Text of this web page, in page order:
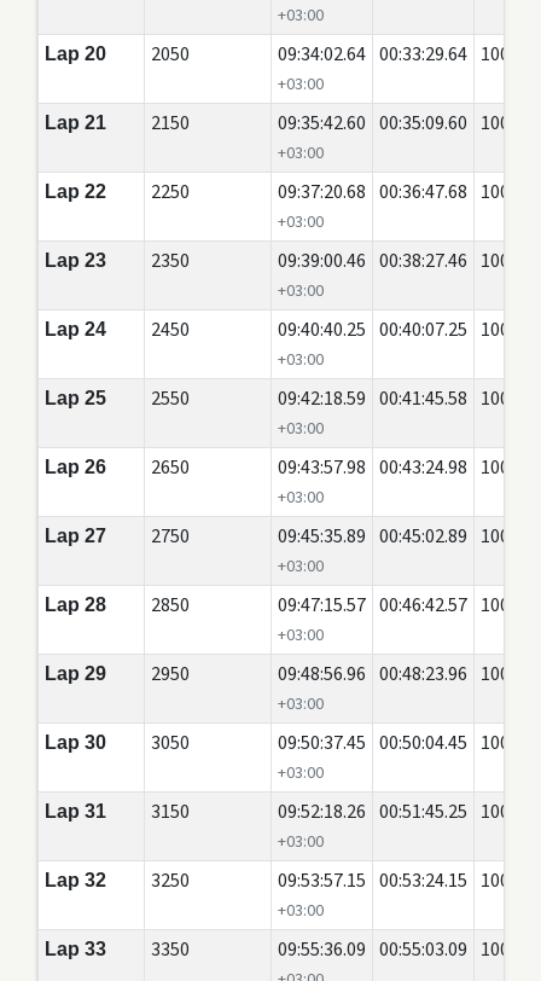
+03:00
Lap 20 2050 09:34:02.64
+03:00
00:33:29.64 100
Lap 21 2150 09:35:42.60
+03:00
00:35:09.60 100
Lap 22 2250 09:37:20.68
+03:00
00:36:47.68 100
Lap 23 2350 09:39:00.46
+03:00
00:38:27.46 100
Lap 24 2450 09:40:40.25
+03:00
00:40:07.25 100
Lap 25 2550 09:42:18.59
+03:00
00:41:45.58 100
Lap 26 2650 09:43:57.98
+03:00
00:43:24.98 100
Lap 27 2750 09:45:35.89
+03:00
00:45:02.89 100
Lap 28 2850 09:47:15.57
+03:00
00:46:42.57 100
Lap 29 2950 09:48:56.96
+03:00
00:48:23.96 100
Lap 30 3050 09:50:37.45
+03:00
00:50:04.45 100
Lap 31 3150 09:52:18.26
+03:00
00:51:45.25 100
Lap 32 3250 09:53:57.15
+03:00
00:53:24.15 100
Lap 33 3350 09:55:36.09 00:55:03.09 100